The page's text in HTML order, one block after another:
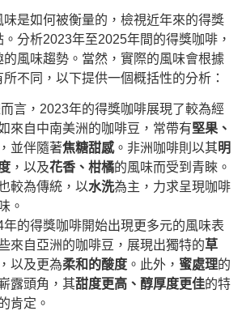
是如何被衡量的，檢視近年來的得獎
分析2023年至2025年間的得獎咖啡，
風味趨勢。當然，實際的風味會根據
不同，以下提供一個概括性的分析：
言，2023年的得獎咖啡展現了較為經
來自中南美洲的咖啡豆，常帶有堅果、
並伴隨著焦糖甜感。非洲咖啡則以其明
，以及花香、柑橘的風味而受到青睞。
較為傳統，以水洗為主，力求呈現咖啡
。
年的得獎咖啡開始出現更多元的風味表
來自亞洲的咖啡豆，展現出獨特的草
以及更為柔和的酸度 。此外， 蜜處理的
露頭角，其甜度更高、醇厚度更佳的特
肯定。